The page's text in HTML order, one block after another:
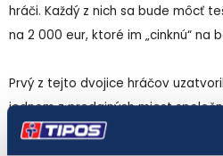
hráči. Každý z nich sa bude môcť
na 2 000 eur, ktoré im „cinknú“ na
Prvý z tejto dvojice hráčov
jednom z predajných miest
Na tikete pre hru